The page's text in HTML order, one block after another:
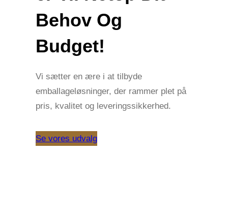
Behov Og
Budget!
Vi sætter en ære i at tilbyde
emballageløsninger, der rammer plet på
pris, kvalitet og leveringssikkerhed.
Se vores udvalg